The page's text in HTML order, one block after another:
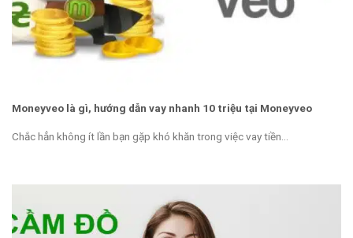
Moneyveo là gì, hướng dẫn vay nhanh 10 triệu tại Moneyveo
Chắc hẳn không ít lần bạn gặp khó khăn trong việc vay tiền...